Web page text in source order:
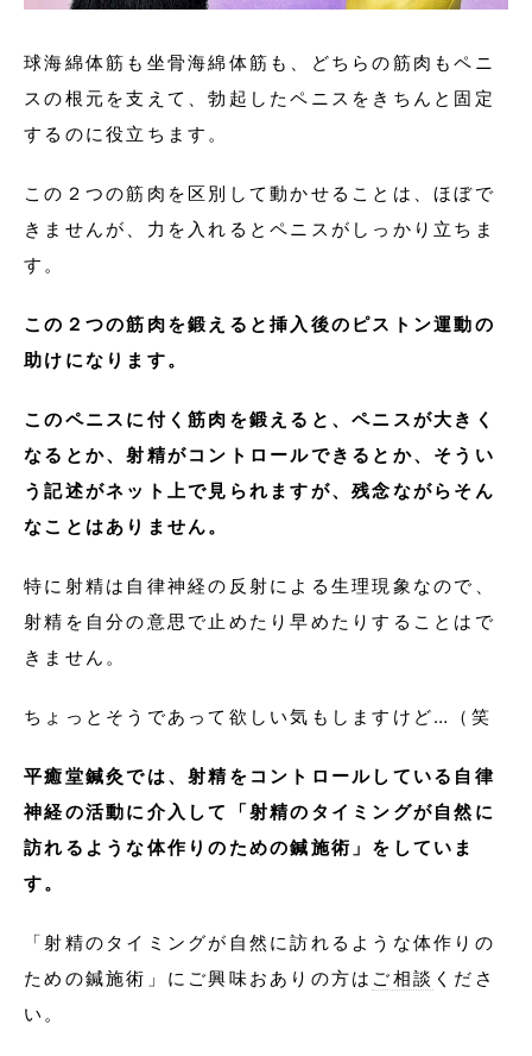
球海綿体筋も坐骨海綿体筋も、どちらの筋肉もペニ
スの根元を支えて、勃起したペニスをきちんと固定
するのに役立ちます。
この２つの筋肉を区別して動かせることは、ほぼで
きませんが、力を入れるとペニスがしっかり立ちま
す。
この２つの筋肉を鍛えると挿入後のピストン運動の
助けになります。
このペニスに付く筋肉を鍛えると、ペニスが大きく
なるとか、射精がコントロールできるとか、そうい
う記述がネット上で見られますが、残念ながらそん
なことはありません。
特に射精は自律神経の反射による生理現象なので、
射精を自分の意思で止めたり早めたりすることはで
きません。
ちょっとそうであって欲しい気もしますけど…（笑
平癒堂鍼灸では、射精をコントロールしている自律
神経の活動に介入して「射精のタイミングが自然に
訪れるような体作りのための鍼施術」をしていま
す。
「射精のタイミングが自然に訪れるような体作りの
ための鍼施術」にご興味おありの方は ご相談 くださ
い。